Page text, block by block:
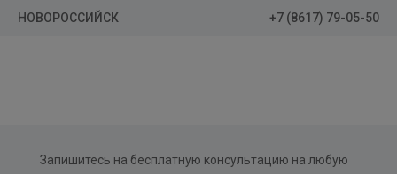
НОВОРОССИЙСК +7 (8617) 79-05-50
Запишитесь на бесплатную консультацию на любую